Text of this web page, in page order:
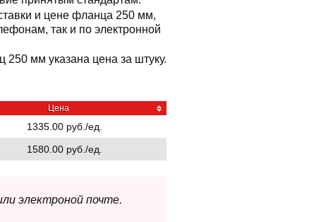
и цене фланца 250 мм,
так и по электронной
250 мм указана цена за штуку.
Цена
1335.00 руб./ед.
1580.00 руб./ед.
электроной почте.